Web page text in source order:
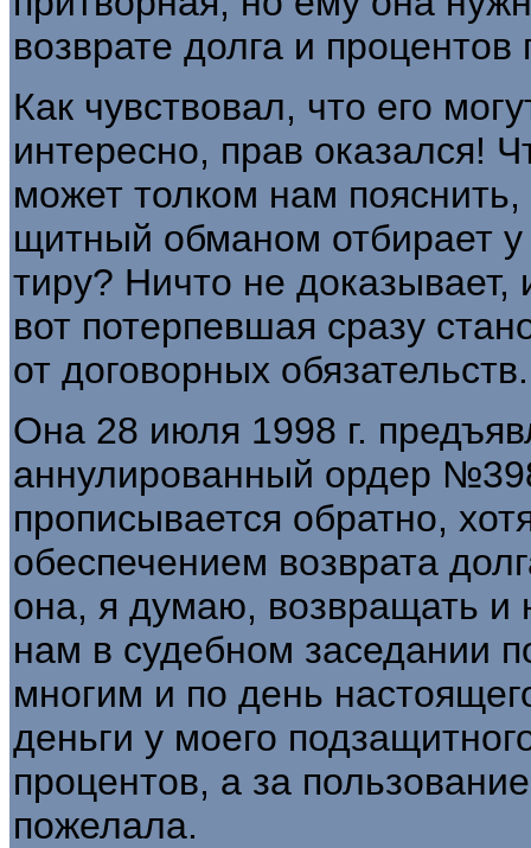
возврате долга и процентов
Как чувствовал, что его
интересно, прав оказался!
может толком нам
щитный обманом отбирает
тиру? Ничто не
вот потерпевшая сразу
от договорных обязательств.
Она 28 июля 1998 г.
аннулированный ордер
прописывается обратно,
обеспечением возврата
она, я думаю, возвращать и
нам в судебном заседании
многим и по день
деньги у моего
процентов, а за
пожелала.